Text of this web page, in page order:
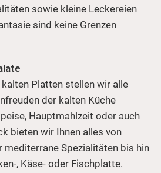
sowie kleine Leckereien
sind keine Grenzen
Platten stellen wir alle
der kalten Küche
Hauptmahlzeit oder auch
bieten wir Ihnen alles von
Spezialitäten bis hin
, Käse- oder Fischplatte.